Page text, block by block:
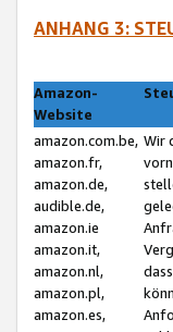
ANHANG 3:
Amazon-
Website
amazon.com.be,
amazon.fr,
amazon.de,
audible.de,
amazon.ie
amazon.it,
amazon.nl,
amazon.pl,
amazon.es,
Wir